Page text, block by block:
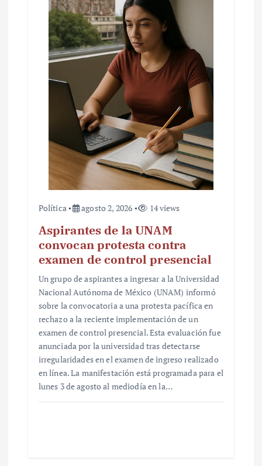
Política agosto 2, 2026 14 views
Aspirantes de la UNAM
convocan protesta contra
examen de control presencial
Un grupo de aspirantes a ingresar a la Universidad
Nacional Autónoma de México (UNAM) informó
sobre la convocatoria a una protesta pacífica en
rechazo a la reciente implementación de un
examen de control presencial. Esta evaluación fue
anunciada por la universidad tras detectarse
irregularidades en el examen de ingreso realizado
en línea. La manifestación está programada para el
lunes 3 de agosto al mediodía en la…